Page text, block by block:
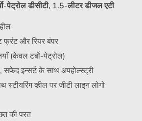
पेट्रोल डीसीटी, 1.5-लीटर डीजल एटी
फ्रंट और रियर बंपर
(केवल टर्बो-पेट्रोल)
सफेद इन्सर्ट के साथ अपहोल्स्ट्री
व्हील पर जीटी लाइन लोगो
की परत